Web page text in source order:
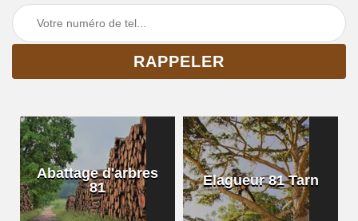
Abattage d'arbres
81
Elagueur 81 Tarn